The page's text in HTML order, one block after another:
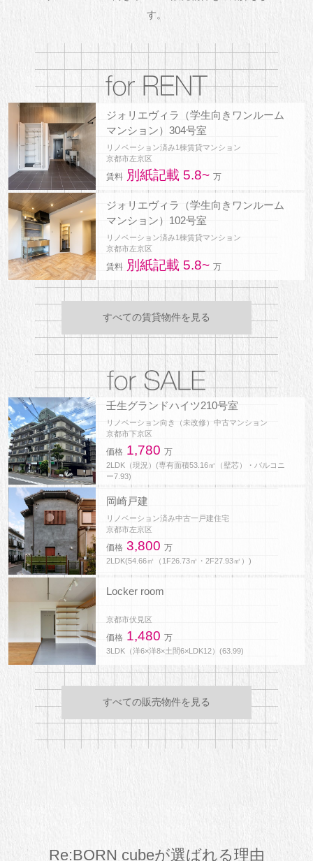
す。
ジォリエヴィラ（学生向きワンルーム
マンション）304号室
リノベーション済み1棟賃貸マンション
京都市左京区
賃料 別紙記載 5.8~ 万
ジォリエヴィラ（学生向きワンルーム
マンション）102号室
リノベーション済み1棟賃貸マンション
京都市左京区
賃料 別紙記載 5.8~ 万
すべての賃貸物件を見る
壬生グランドハイツ210号室
リノベーション向き（未改修）中古マンション
京都市下京区
価格 1,780
万
2LDK（現況）(専有面積53.16㎡（壁芯）・バルコニ
ー7.93)
岡崎戸建
リノベーション済み中古一戸建住宅
京都市左京区
価格 3,800
万
2LDK(54.66㎡（1F26.73㎡・2F27.93㎡）)
Locker room
京都市伏見区
価格 1,480
万
3LDK（洋6×洋8×土間6×LDK12）(63.99)
すべての販売物件を見る
Re:BORN cubeが選ばれる理由